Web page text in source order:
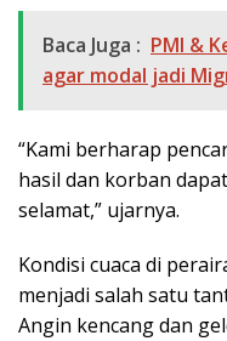
Baca Juga : PMI &
agar modal jadi
“Kami berharap
hasil dan korban
selamat,” ujarnya.
Kondisi cuaca di
menjadi salah satu
Angin kencang dan